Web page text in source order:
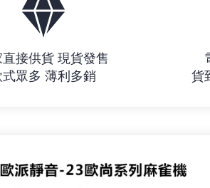
直接供貨 現貨發售
式眾多 薄利多銷
貨